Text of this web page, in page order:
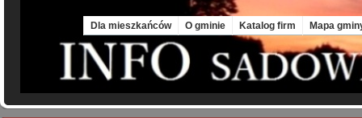
Dla mieszkańców O gminie Katalog firm Mapa